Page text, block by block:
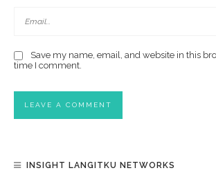
Save my name, email, and website in this
time I comment.
INSIGHT LANGITKU NETWORKS